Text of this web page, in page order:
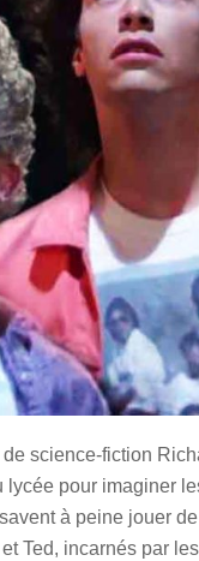
science-fiction
lycée pour imaginer
à peine jouer
Ted, incarnés par